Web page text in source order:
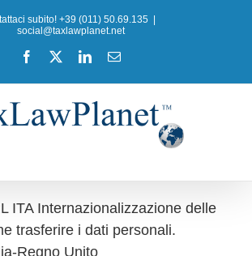
subito! +39 (011) 50.69.135
social@taxlawplanet.net
Facebook LinkedInEmail
ITA Internazionalizzazione delle
trasferire i dati personali.
Regno Unito